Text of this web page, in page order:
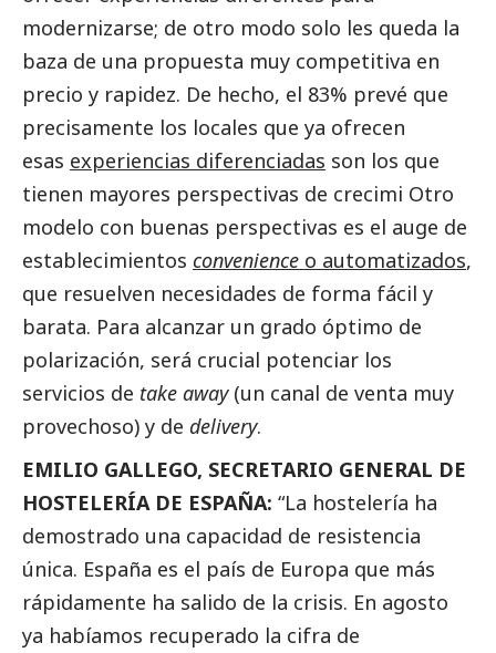
modernizarse; de otro modo solo les queda la
baza de una propuesta muy competitiva en
precio y rapidez. De hecho, el 83% prevé que
precisamente los locales que ya ofrecen
esas experiencias diferenciadas son los que
tienen mayores perspectivas de crecimi Otro
modelo con buenas perspectivas es el auge de
establecimientos convenience o automatizados,
que resuelven necesidades de forma fácil y
barata. Para alcanzar un grado óptimo de
polarización, será crucial potenciar los
servicios de take away(un canal de venta muy
provechoso) y de delivery.
EMILIO GALLEGO, SECRETARIO GENERAL DE
HOSTELERÍA DE ESPAÑA: “La hostelería ha
demostrado una capacidad de resistencia
única. España es el país de Europa que más
rápidamente ha salido de la crisis. En agosto
ya habíamos recuperado la cifra de